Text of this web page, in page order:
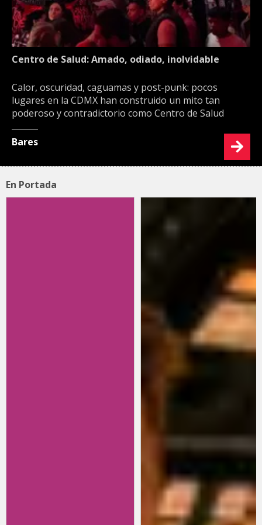
Centro de Salud: Amado, odiado, inolvidable
Calor, oscuridad, caguamas y post-punk: pocos
lugares en la CDMX han construido un mito tan
poderoso y contradictorio como Centro de Salud
Bares
En Portada